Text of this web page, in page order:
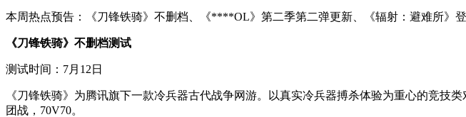
本周热点预告：《刀锋铁骑》不删档、《****OL》第二季第二弹更新、《辐射：避难所》登
《刀锋铁骑》不删档测试
测试时间：7月12日
《刀锋铁骑》为腾讯旗下一款冷兵器古代战争网游。以真实冷兵器搏杀体验为重心的竞技
团战，70V70。